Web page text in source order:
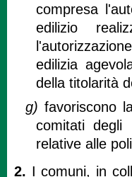
compresa
edilizio
edilizia
della titolarità
g) favoriscono
comitati degli
relative alle
2. I comuni, in